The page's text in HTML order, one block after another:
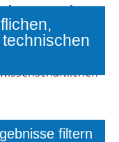
in
filtern